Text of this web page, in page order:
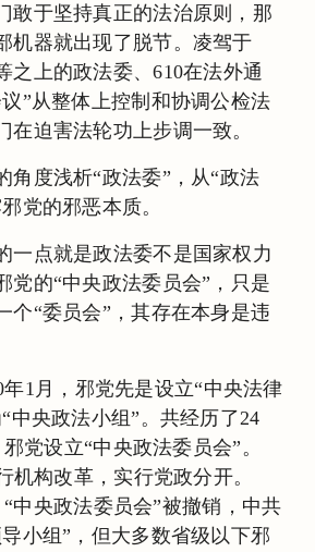
敢于坚持真正的法治原则，那
机器就出现了脱节。凌驾于
之上的政法委、610在法外通
”从整体上控制和协调公检法
在迫害法轮功上步调一致。
角度浅析“政法委”，从“政法
党的邪恶本质。
一点就是政法委不是国家权力
党的“中央政法委员会”，只是
个“委员会”，其存在本身是违
年1月，邪党先是设立“中央法律
中央政法小组”。共经历了24
党设立“中央政法委员会”。
机构改革，实行党政分开。
“中央政法委员会”被撤销，中共
小组”，但大多数省级以下邪